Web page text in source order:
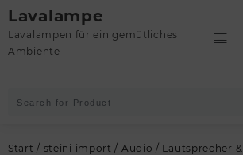
Skip
to
content
Lavalampe
Lavalampen für ein gemütliches
Ambiente
Start / steini import / Audio / Lautsprecher &